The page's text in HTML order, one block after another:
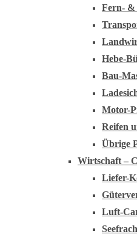
Fern- &
Hebe-
Bau-
Motor-
Reifen
Übrige
Wirtschaft –
Liefer-
Luft-